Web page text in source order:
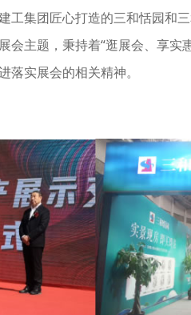
工集团匠心打造的三和恬园和
会主题，秉持着“逛展会、享实
实展会的相关精神。